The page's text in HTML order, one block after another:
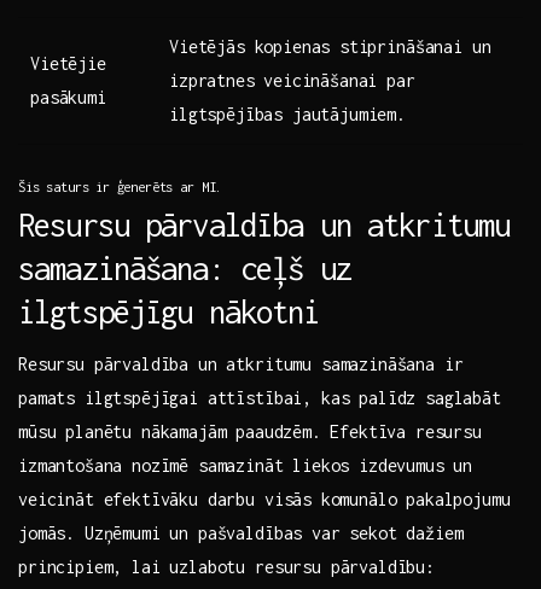
Vietējie
pasākumi
Vietējās kopienas⁤ stiprināšanai un
izpratnes⁤ veicināšanai par
ilgtspējības jautājumiem.
Šis saturs ir ⁣ģenerēts ar MI.
Resursu pārvaldība un atkritumu
samazināšana: ceļš uz
ilgtspējīgu nākotni
Resursu pārvaldība un atkritumu samazināšana ir
pamats ‌ilgtspējīgai attīstībai, kas palīdz ​saglabāt
mūsu planētu nākamajām ⁣paaudzēm. ⁤Efektīva resursu
izmantošana nozīmē samazināt⁣ liekos izdevumus⁤ un
veicināt efektīvāku ‍darbu visās ⁢komunālo pakalpojumu
jomās.‍ Uzņēmumi un pašvaldības var sekot dažiem​
principiem,​ lai uzlabotu resursu pārvaldību: